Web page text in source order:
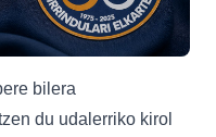
bilera
du udalerriko kirol